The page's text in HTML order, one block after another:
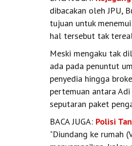
dibacakan oleh JPU,
tujuan untuk
hal tersebut tak
‎Meski mengaku tak
ada pada penuntut
penyedia hingga
pertemuan antara
seputaran paket
BACA JUGA: Polisi
‎‎"Diundang ke rumah